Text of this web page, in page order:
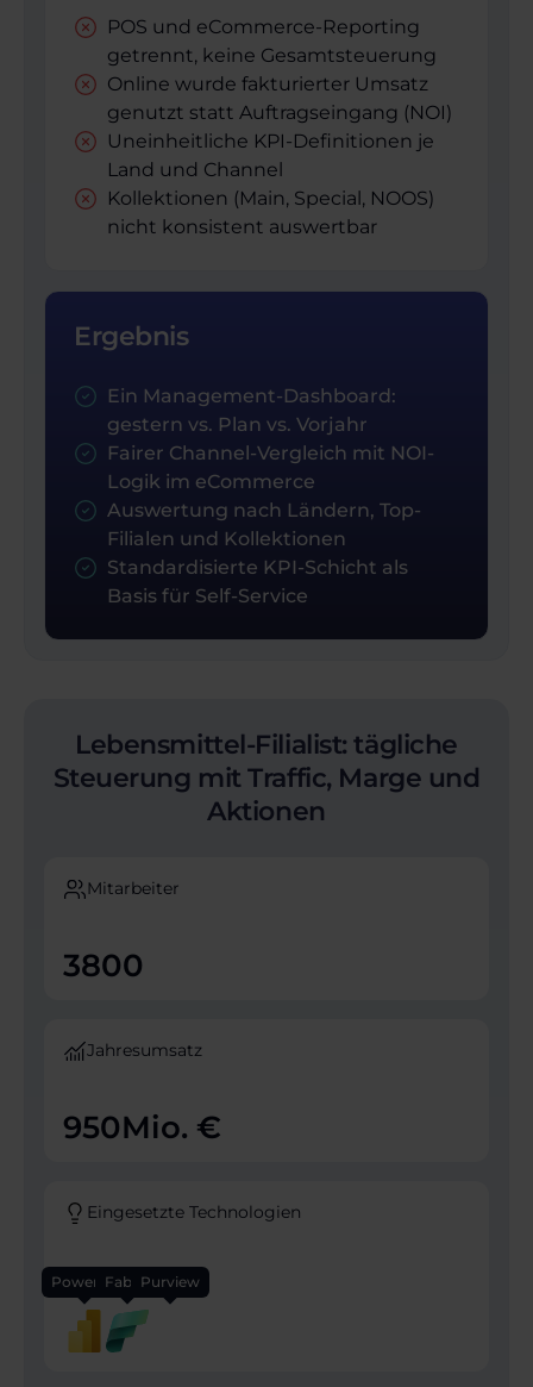
POS und eCommerce-Reporting
getrennt, keine Gesamtsteuerung
Online wurde fakturierter Umsatz
genutzt statt Auftragseingang (NOI)
Uneinheitliche KPI-Definitionen je
Land und Channel
Kollektionen (Main, Special, NOOS)
nicht konsistent auswertbar
Ergebnis
Ein Management-Dashboard:
gestern vs. Plan vs. Vorjahr
Fairer Channel-Vergleich mit NOI-
Logik im eCommerce
Auswertung nach Ländern, Top-
Filialen und Kollektionen
Standardisierte KPI-Schicht als
Basis für Self-Service
Lebensmittel-Filialist: tägliche
Steuerung mit Traffic, Marge und
Aktionen
Mitarbeiter
3800
Jahresumsatz
950Mio. €
Eingesetzte Technologien
Power BIFabricPurview